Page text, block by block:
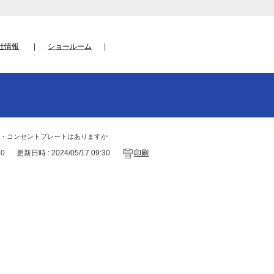
情報 ショールーム
コンセントプレートはありますか
更新日時 : 2024/05/17 09:30 印刷